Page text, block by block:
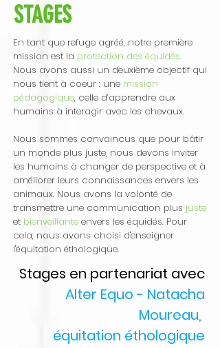
STAGES
En tant que refuge agréé, notre première
mission est la protection des équidés.
Nous avons aussi un deuxième objectif qui
nous tient à coeur : une mission
pédagogique, celle d’apprendre aux
humains à interagir avec les chevaux.
Nous sommes convaincus que pour bâtir
un monde plus juste, nous devons inviter
les humains à changer de perspective et à
améliorer leurs connaissances envers les
animaux. Nous avons la volonté de
transmettre une communication plus juste
et bienveillante envers les équidés. Pour
cela, nous avons choisi d'enseigner
l'équitation éthologique.
Stages en partenariat avec
Alter Equo - Natacha
Moureau,
équitation éthologique